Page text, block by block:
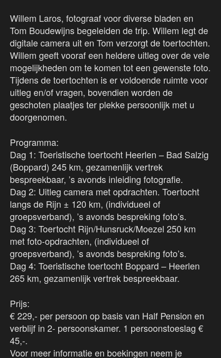
Willem Laros, fotograaf voor diverse bladen en
Tom Boudewijns begeleiden de trip. Willem legt de
digitale camera uit en Tom verzorgt de toertochten.
Willem geeft vooraf een heldere uitleg over de vele
mogelijkheden om te komen tot een gewenste foto.
Tijdens de toertochten is er voldoende ruimte voor
uitleg en/of vragen, bovendien worden de
geschoten plaatjes ter plekke persoonlijk met u
doorgenomen.
Programma:
Dag 1: Toeristische toertocht Heerlen – Bad Salzig
(Boppard) 245 km, gezamenlijk vertrek
bespreekbaar, ’s avonds inleiding fotografie.
Dag 2: Uitleg camera met opdrachten. Toertocht
langs de Rijn ± 120 km, (individueel of
groepsverband), ’s avonds bespreking foto’s.
Dag 3: Toertocht Rijn/Hunsruck/Moezel 250 km
met foto-opdrachten, (individueel of
groepsverband), ’s avonds bespreking foto’s.
Dag 4: Toeristische toertocht Boppard – Heerlen
265 km, gezamenlijk vertrek bespreekbaar.
Prijs:
€ 229,- per persoon op basis van Half Pension en
verblijf in 2- persoonskamer. 1 persoonstoeslag €
45,-.
Voor meer informatie en boekingen neem je